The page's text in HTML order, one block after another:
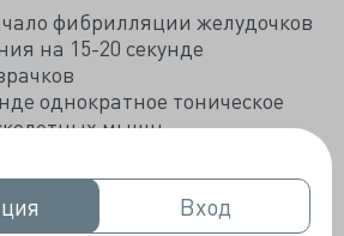
Вход
Вход
фибрилляции желудочков
на 15-20 секунде
однократное тоническое
мышц